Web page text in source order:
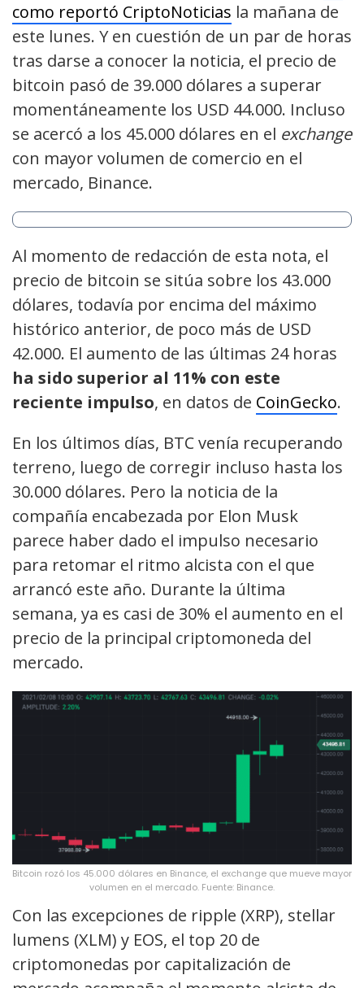
como reportó CriptoNoticias la mañana de
este lunes. Y en cuestión de un par de horas
tras darse a conocer la noticia, el precio de
bitcoin pasó de 39.000 dólares a superar
momentáneamente los USD 44.000. Incluso
se acercó a los 45.000 dólares en el exchange
con mayor volumen de comercio en el
mercado, Binance.
Al momento de redacción de esta nota, el
precio de bitcoin se sitúa sobre los 43.000
dólares, todavía por encima del máximo
histórico anterior, de poco más de USD
42.000. El aumento de las últimas 24 horas
ha sido superior al 11% con este
reciente impulso, en datos de CoinGecko.
En los últimos días, BTC venía recuperando
terreno, luego de corregir incluso hasta los
30.000 dólares. Pero la noticia de la
compañía encabezada por Elon Musk
parece haber dado el impulso necesario
para retomar el ritmo alcista con el que
arrancó este año. Durante la última
semana, ya es casi de 30% el aumento en el
precio de la principal criptomoneda del
mercado.
Bitcoin rozó los 45.000 dólares en Binance, el exchange que mueve mayor
volumen en el mercado. Fuente: Binance.
Con las excepciones de ripple (XRP), stellar
lumens (XLM) y EOS, el top 20 de
criptomonedas por capitalización de